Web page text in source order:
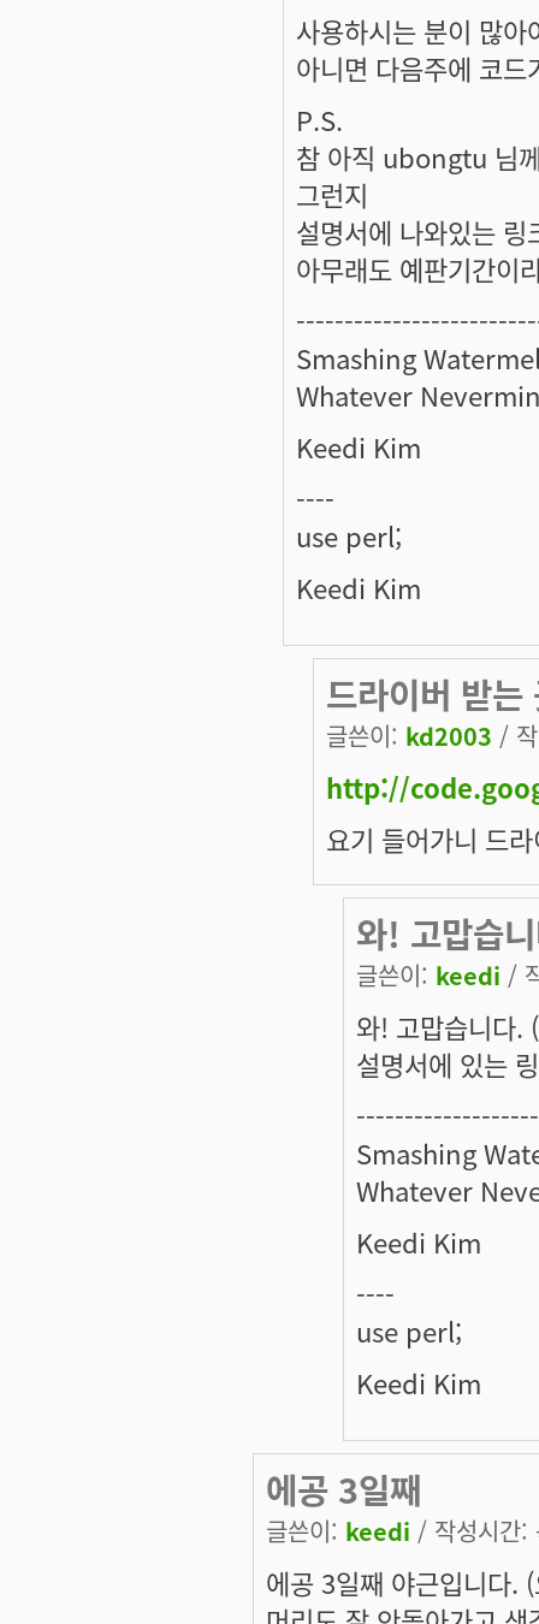
사용하시는 분이 많
아니면 다음주에 코
P.S.
참 아직 ubongtu 님
그런지
설명서에 나와있는
아무래도 예판기간이
Smashing
Whatever
Keedi Kim
----
use perl;
Keedi Kim
드라이버 받는
글쓴이: kd2003 /
http://
요기 들어가니 드
와! 고맙습
글쓴이: keedi /
와! 고맙습니다.
설명서에 있는
Smashing
Whatever
Keedi Kim
----
use perl;
Keedi Kim
에공 3일째
글쓴이: keedi / 작성시간
에공 3일째 야근입니다.